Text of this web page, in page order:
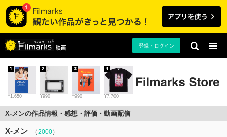
映画 登録・ログイン
¥1,650
1
¥990
2
¥990
3
¥7,700
4
X-メンの作品情報・感想・評価・動画配信
X-メン （2000）